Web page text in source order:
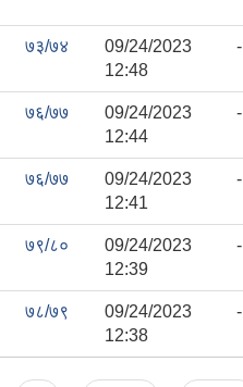
७३/७४
09/24/2023 -
12:48
७६/७७
09/24/2023 -
12:44
७६/७७
09/24/2023 -
12:41
७९/८०
09/24/2023 -
12:39
७८/७९
09/24/2023 -
12:38